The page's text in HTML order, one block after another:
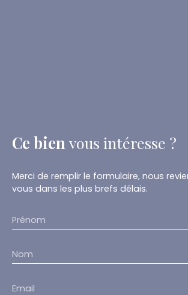
Ce bien vous intéresse ?
Merci de remplir le formulaire, nous
vous dans les plus brefs délais.
Prénom
Nom
Email